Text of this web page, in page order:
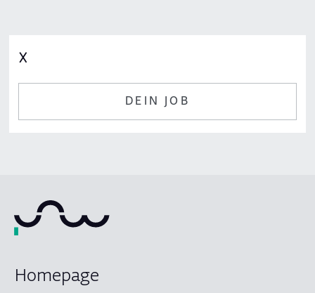
𐌗
DEIN JOB
Homepage